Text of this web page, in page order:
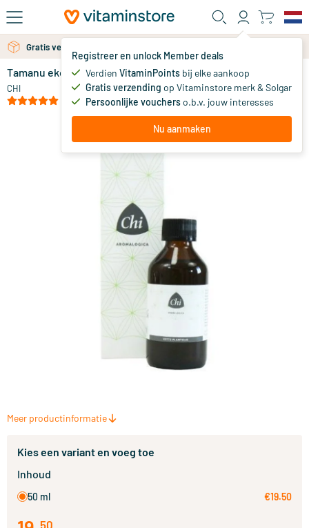
Ga naar de hoofdinhoud
Registreer en unlock Member deals
Verdien VitaminPoints bij elke aankoop
Gratis verzending op Vitaminstore merk & Solgar
Persoonlijke voucherso.b.v. jouw interesses
Nu aanmaken
Gratis verzending vanaf 25 euro
Gratis persoonlijk advies via chat of email
Tamanu eko
CHI
19.
Meer productinformatie
Kies een variant en voeg toe
Inhoud
50 ml €19.50
50